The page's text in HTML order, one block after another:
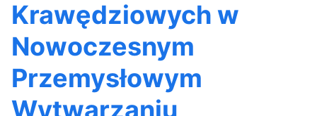
Krawędziowych w
Nowoczesnym
Przemysłowym
Wytwarzaniu